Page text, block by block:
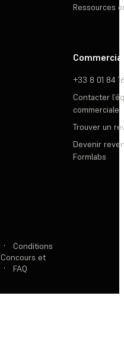
Ressources
Commercial
+33 8 01 84
Contacter
commerciale
Trouver un
Devenir
Formlabs
·
Conditions
Concours et
· FAQ